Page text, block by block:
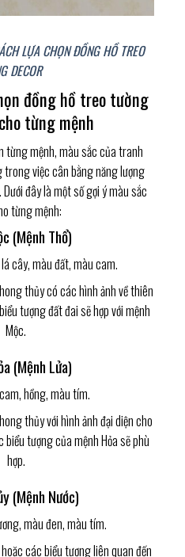
LỰA CHỌN ĐỒNG HỒ TREO
DECOR
đồng hồ treo tường
từng mệnh
từng mệnh, màu sắc của tranh
việc cân bằng năng lượng
đây là một số gợi ý màu sắc
từng mệnh:
(Mệnh Thổ)
cây, màu đất, màu cam.
thủy có các hình ảnh về thiên
tượng đất đai sẽ hợp với mệnh
Mộc.
(Mệnh Lửa)
hồng, màu tím.
thủy với hình ảnh đại diện cho
tượng của mệnh Hỏa sẽ phù
hợp.
(Mệnh Nước)
màu đen, màu tím.
các biểu tượng liên quan đến